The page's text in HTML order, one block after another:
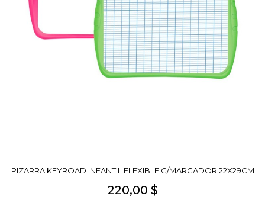
PIZARRA KEYROAD INFANTIL FLEXIBLE C/MARCADOR 22X29CM
220,00 $